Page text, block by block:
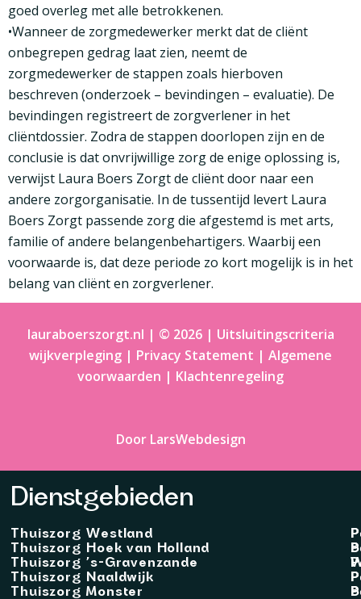
goed overleg met alle betrokkenen.
•Wanneer de zorgmedewerker merkt dat de cliënt
onbegrepen gedrag laat zien, neemt de
zorgmedewerker de stappen zoals hierboven
beschreven (onderzoek – bevindingen – evaluatie). De
bevindingen registreert de zorgverlener in het
cliëntdossier. Zodra de stappen doorlopen zijn en de
conclusie is dat onvrijwillige zorg de enige oplossing is,
verwijst Laura Boers Zorgt de cliënt door naar een
andere zorgorganisatie. In de tussentijd levert Laura
Boers Zorgt passende zorg die afgestemd is met arts,
familie of andere belangenbehartigers. Waarbij een
voorwaarde is, dat deze periode zo kort mogelijk is in het
belang van cliënt en zorgverlener.
lauraboerszorgt.nl | © 2026 | Uitsluitingscriteria
wijkverpleging | Privacy Statement | Algemene
voorwaarden | Klachtenregeling
Door LarsWebdesign
Dienstgebieden
Thuiszorg Westland
Thuiszorg Hoek van Holland
Thuiszorg ’s-Gravenzande
Thuiszorg Naaldwijk
Thuiszorg Monster